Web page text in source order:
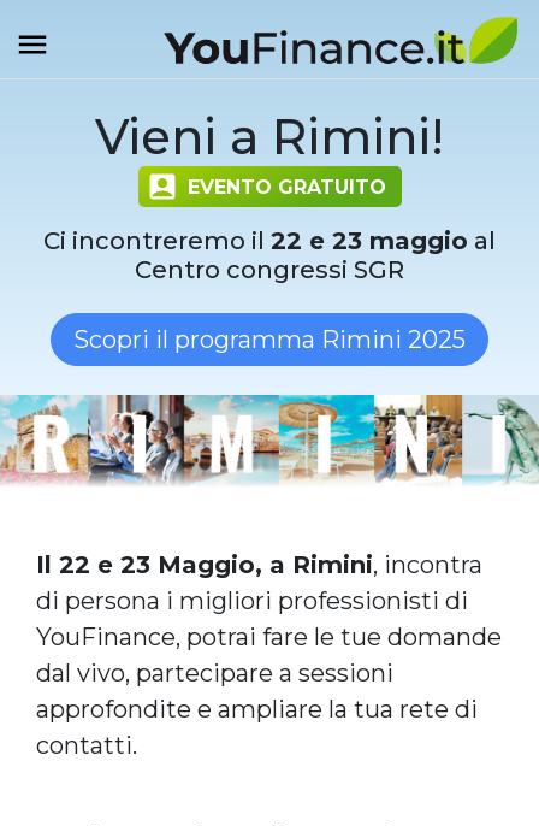
Vieni a Rimini!
EVENTO GRATUITO
Ci incontreremo il 22 e 23 maggio al
Centro congressi SGR
Scopri il programma Rimini 2025
Il 22 e 23 Maggio, a Rimini, incontra
di persona i migliori professionisti di
YouFinance, potrai fare le tue domande
dal vivo, partecipare a sessioni
approfondite e ampliare la tua rete di
contatti.